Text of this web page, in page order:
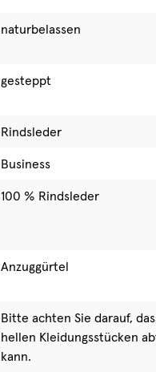
naturbelassen
gesteppt
Rindsleder
Business
100 % Rindsleder
Anzuggürtel
Bitte achten Sie darauf,
hellen Kleidungsstücken
kann.